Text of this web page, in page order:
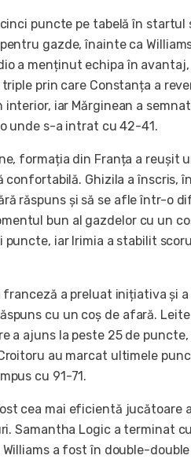
cinci puncte pe tabelă în
gazde, înainte ca
a menținut echipa în
prin care Constanța a
interior, iar Mărginean a
unde s-a intrat cu 42-41.
formația din Franța a reușit
Ghizila a înscris,
răspuns și să se afle într-o
bun al gazdelor cu un
puncte, iar Irimia a stabilit
franceză a preluat inițiativa și
cu un coș de afară.
a ajuns la peste 25 de
au marcat ultimele
cu 91-71.
cea mai eficientă jucătoare
Samantha Logic a terminat
a fost în double-